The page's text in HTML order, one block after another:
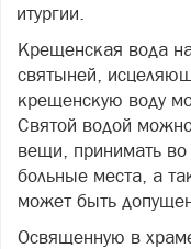
литургии.
Крещенская вода
святыней,
крещенскую воду
Святой водой
вещи, принимать во
больные места, а
может быть
Освященную в